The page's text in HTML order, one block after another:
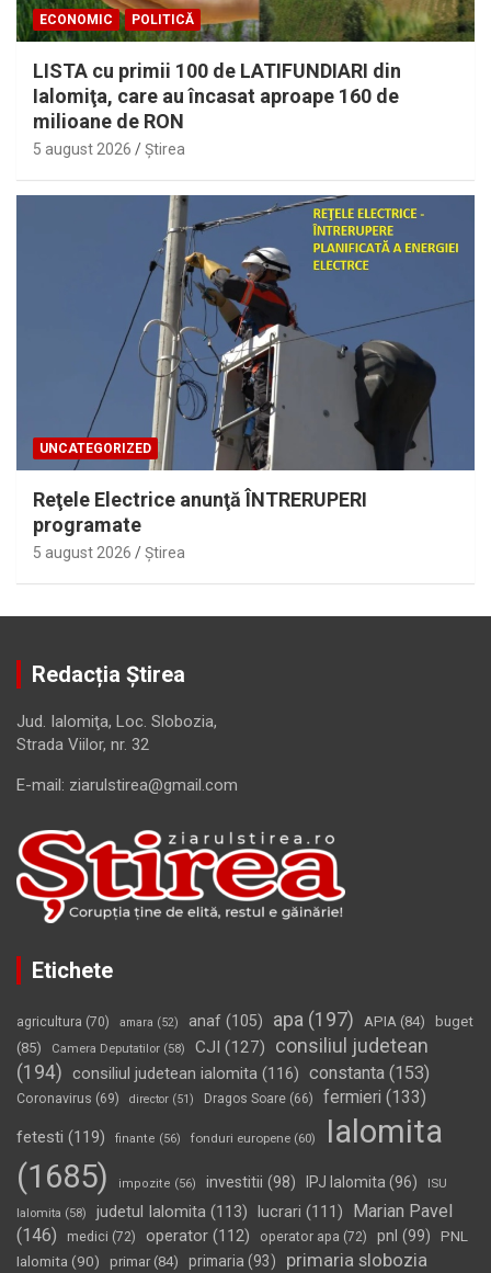
ECONOMIC POLITICĂ
LISTA cu primii 100 de LATIFUNDIARI din
Ialomiţa, care au încasat aproape 160 de
milioane de RON
5 august 2026 Ştirea
UNCATEGORIZED
Reţele Electrice anunţă ÎNTRERUPERI
programate
5 august 2026 Ştirea
Redacția Știrea
Jud. Ialomiţa, Loc. Slobozia,
Strada Viilor, nr. 32
E-mail: ziarulstirea@gmail.com
Etichete
agricultura (70) amara (52) anaf (105) apa (197) APIA (84)
buget
(85)
Camera Deputatilor (58) CJI (127)
consiliul judetean
(194) consiliul judetean ialomita (116) constanta (153)
Coronavirus (69) director (51) Dragos Soare (66) fermieri (133)
fetesti (119) finante (56) fonduri europene (60)
Ialomita
(1685)
impozite (56) investitii (98) IPJ Ialomita (96) ISU
Ialomita (58) judetul Ialomita (113) lucrari (111)
Marian Pavel
(146)
medici (72) operator (112) operator apa (72) pnl (99)
PNL
Ialomita (90) primar(84) primaria (93)
primaria slobozia